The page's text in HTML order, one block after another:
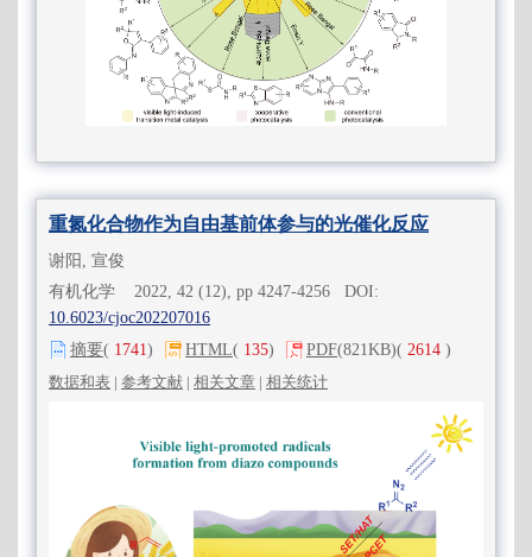
重氮化合物作为自由基前体参与的光催化反应
谢阳, 宣俊
有机化学 2022, 42 (12), pp 4247-4256 DOI:
10.6023/cjoc202207016
摘要( 1741) HTML( 135) PDF(821KB)( 2614 )
数据和表 | 参考文献 | 相关文章 | 相关统计